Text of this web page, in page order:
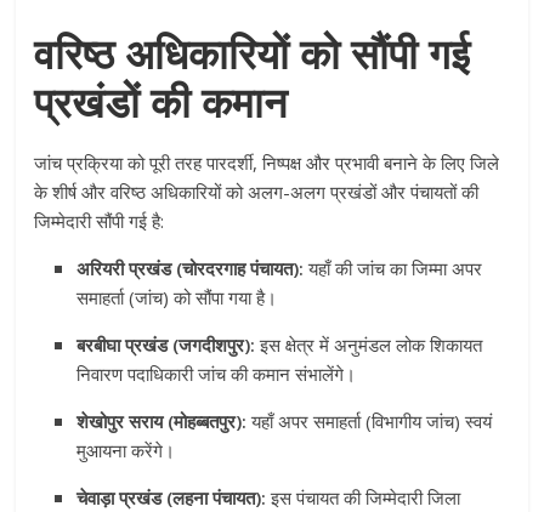
वरिष्ठ अधिकारियों को सौंपी गई
प्रखंडों की कमान
जांच प्रक्रिया को पूरी तरह पारदर्शी, निष्पक्ष और प्रभावी बनाने के लिए जिले
के शीर्ष और वरिष्ठ अधिकारियों को अलग-अलग प्रखंडों और पंचायतों की
जिम्मेदारी सौंपी गई है:
अरियरी प्रखंड (चोरदरगाह पंचायत): यहाँ की जांच का जिम्मा अपर
समाहर्ता (जांच) को सौंपा गया है।
बरबीघा प्रखंड (जगदीशपुर): इस क्षेत्र में अनुमंडल लोक शिकायत
निवारण पदाधिकारी जांच की कमान संभालेंगे।
शेखोपुर सराय (मोहब्बतपुर): यहाँ अपर समाहर्ता (विभागीय जांच) स्वयं
मुआयना करेंगे।
चेवाड़ा प्रखंड (लहना पंचायत): इस पंचायत की जिम्मेदारी जिला